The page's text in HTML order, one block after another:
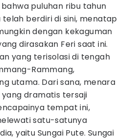
puluhan ribu tahun
telah berdiri di sini, menatap
dengan kekaguman
dirasakan Feri saat ini.
yang terisolasi di tengah
Rammang,
utama. Dari sana, menara
dramatis tersaji
tempat ini,
satu-satunya
yaitu Sungai Pute. Sungai